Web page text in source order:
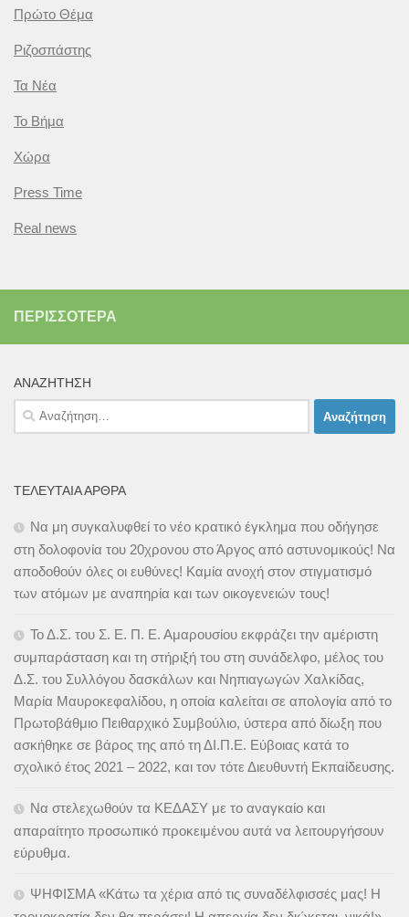
Πρώτο Θέμα
Ριζοσπάστης
Τα Νέα
Το Βήμα
Χώρα
Press Time
Real news
ΠΕΡΙΣΣΌΤΕΡΑ
ΑΝΑΖΉΤΗΣΗ
Αναζήτηση
για:
ΤΕΛΕΥΤΑΊΑ ΆΡΘΡΑ
Να μη συγκαλυφθεί το νέο κρατικό έγκλημα που οδήγησε
στη δολοφονία του 20χρονου στο Άργος από αστυνομικούς! Να
αποδοθούν όλες οι ευθύνες! Καμία ανοχή στον στιγματισμό
των ατόμων με αναπηρία και των οικογενειών τους!
Το Δ.Σ. του Σ. Ε. Π. Ε. Αμαρουσίου εκφράζει την αμέριστη
συμπαράσταση και τη στήριξή του στη συνάδελφο, μέλος του
Δ.Σ. του Συλλόγου δασκάλων και Νηπιαγωγών Χαλκίδας,
Μαρία Μαυροκεφαλίδου, η οποία καλείται σε απολογία από το
Πρωτοβάθμιο Πειθαρχικό Συμβούλιο, ύστερα από δίωξη που
ασκήθηκε σε βάρος της από τη ΔΙ.Π.Ε. Εύβοιας κατά το
σχολικό έτος 2021 – 2022, και τον τότε Διευθυντή Εκπαίδευσης.
Να στελεχωθούν τα ΚΕΔΑΣΥ με το αναγκαίο και
απαραίτητο προσωπικό προκειμένου αυτά να λειτουργήσουν
εύρυθμα.
ΨΗΦΙΣΜΑ «Κάτω τα χέρια από τις συναδέλφισσές μας! Η